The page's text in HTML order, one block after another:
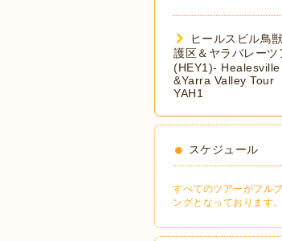
ヒールスビル鳥
護区＆ヤラバレーツ
(HEY1)- Healesville
&Yarra Valley Tour
YAH1
スケジュール
すべてのツアーがフル
ングとなっております。